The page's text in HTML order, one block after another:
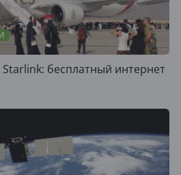
бесплатный интернет